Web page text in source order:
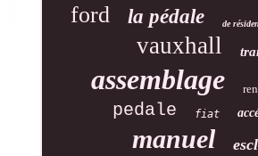
ford la pédale de
vauxhall
assemblage
pedale fiat
manuel